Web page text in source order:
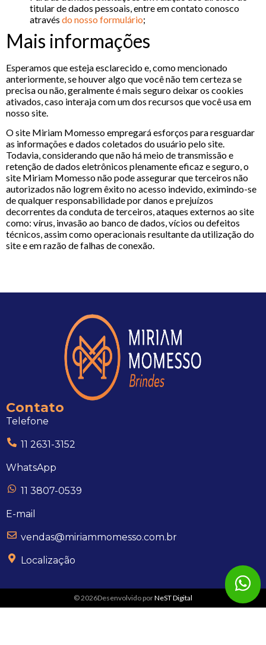
titular de dados pessoais, entre em contato conosco
através do nosso formulário;
Mais informações
Esperamos que esteja esclarecido e, como mencionado
anteriormente, se houver algo que você não tem certeza se
precisa ou não, geralmente é mais seguro deixar os cookies
ativados, caso interaja com um dos recursos que você usa em
nosso site.
O site Miriam Momesso empregará esforços para resguardar
as informações e dados coletados do usuário pelo site.
Todavia, considerando que não há meio de transmissão e
retenção de dados eletrônicos plenamente eficaz e seguro, o
site Miriam Momesso não pode assegurar que terceiros não
autorizados não logrem êxito no acesso indevido, eximindo-se
de qualquer responsabilidade por danos e prejuízos
decorrentes da conduta de terceiros, ataques externos ao site
como: vírus, invasão ao banco de dados, vícios ou defeitos
técnicos, assim como operacionais resultante da utilização do
site e em razão de falhas de conexão.
Contato
Telefone
11 2631-3152
WhatsApp
11 3807-0539
E-mail
vendas@miriammomesso.com.br
Localização
© 2026Desenvolvido porNeST Digital